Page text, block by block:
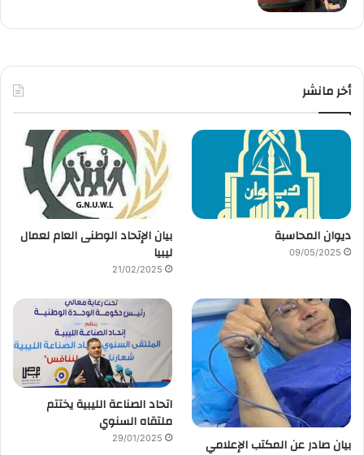
أخر مانشر
ديوان المحاسبة
09/05/2025
بيان الإتحاد الوطنى العام لعمال
ليبيا
21/02/2025
بيان صادر عن المكتب الإعلامي
اتحاد الصناعة الليبية يختتم
ملتقاه السنوي
29/01/2025